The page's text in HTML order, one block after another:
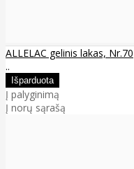
ALLELAC gelinis lakas, Nr.70
..
Į palyginimą
Į norų sąrašą